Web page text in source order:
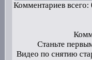
Комментариев всего:
Станьте
Видео по снятию